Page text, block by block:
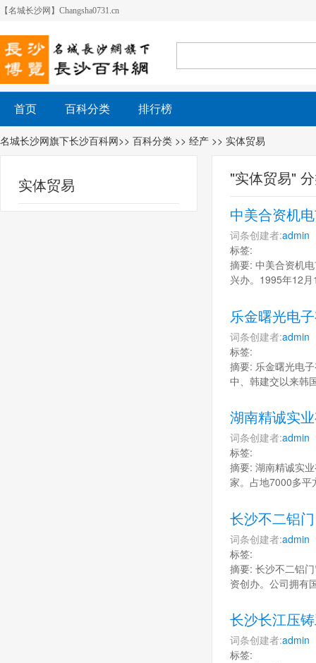
【名城长沙网】Changsha0731.cn
首页 百科分类 排行榜
名城长沙网旗下长沙百科网>> 百科分类 >> 经产 >> 实体贸易
"实体贸易"
中美合资机
词条创建者:admin
标签:
摘要: 中美合资机
兴办。1995年12
乐金曙光电
词条创建者:admin
标签:
摘要: 乐金曙光电
中、韩建交以来韩
湖南精诚实
词条创建者:admin
标签:
摘要: 湖南精诚实
家。占地7000多平
长沙不二铝
词条创建者:admin
标签:
摘要: 长沙不二铝
资创办。公司拥有
长沙长江压
词条创建者:admin
标签:
实体贸易